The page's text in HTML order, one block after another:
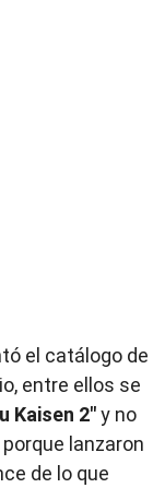
el catálogo de
entre ellos se
Kaisen 2″y no
lanzaron
de lo que